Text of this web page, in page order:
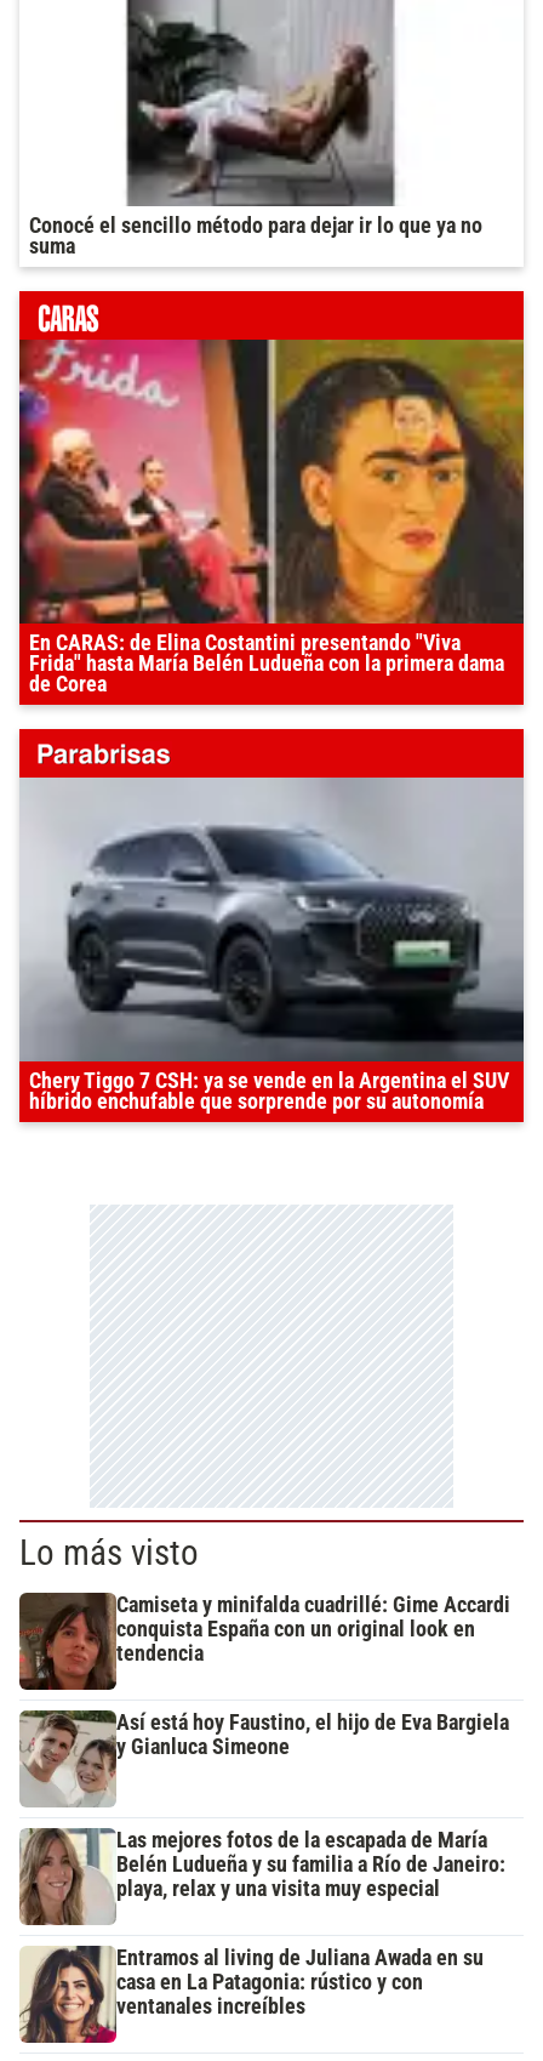
Conocé el sencillo método para dejar ir lo que ya no
suma
En CARAS: de Elina Costantini presentando "Viva
Frida" hasta María Belén Ludueña con la primera dama
de Corea
Chery Tiggo 7 CSH: ya se vende en la Argentina el SUV
híbrido enchufable que sorprende por su autonomía
Lo más visto
Camiseta y minifalda cuadrillé: Gime Accardi
conquista España con un original look en
tendencia
Así está hoy Faustino, el hijo de Eva Bargiela
y Gianluca Simeone
Las mejores fotos de la escapada de María
Belén Ludueña y su familia a Río de Janeiro:
playa, relax y una visita muy especial
Entramos al living de Juliana Awada en su
casa en La Patagonia: rústico y con
ventanales increíbles